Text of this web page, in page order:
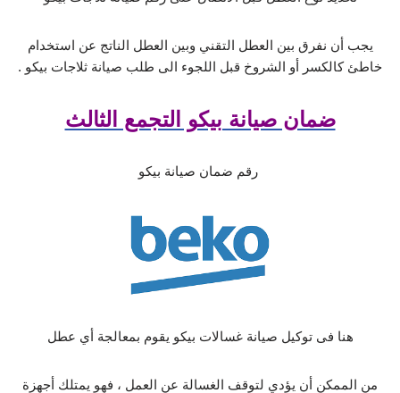
يجب أن نفرق بين العطل التقني وبين العطل الناتج عن استخدام
خاطئ كالكسر أو الشروخ قبل اللجوء الى طلب صيانة ثلاجات بيكو .
ضمان صيانة بيكو التجمع الثالث
رقم ضمان صيانة بيكو
هنا فى توكيل صيانة غسالات بيكو يقوم بمعالجة أي عطل
من الممكن أن يؤدي لتوقف الغسالة عن العمل ، فهو يمتلك أجهزة